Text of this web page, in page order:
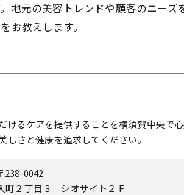
元の美容トレンドや顧客のニーズ
お教えします。
けるケアを提供することを横須賀中央で
さと健康を追求してください。
238-0042
町２丁目３ シオサイト２Ｆ